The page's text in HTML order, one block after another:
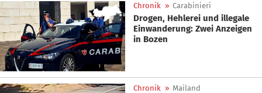
Chronik » Carabinieri
Drogen, Hehlerei und illegale
Einwanderung: Zwei Anzeigen
in Bozen
Chronik » Mailand